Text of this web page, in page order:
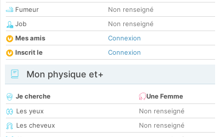
Fumeur
Non renseigné
Job
Non renseigné
Mes amis
Connexion
Inscrit le
Connexion
Mon physique et+
Je cherche
Une Femme
Les yeux
Non renseigné
Les cheveux
Non renseigné